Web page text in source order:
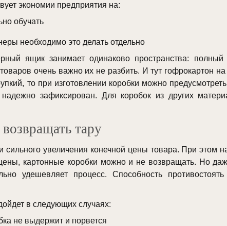
экономии предприятия на:
обучать
необходимо это делать отдельно
ящик занимает одинаково пространства:
очень важно их не разбить. И тут гофрокартон
то при изготовлении коробки можно
зафиксирован. Для коробок из других
тару
увеличения конечной цены товара. При этом
картонные коробки можно и не возвращать. Но
удешевляет процесс. Способность противостоять
в следующих случаях:
не выдержит и порвется